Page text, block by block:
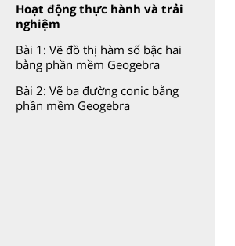
Hoạt động thực hành và trải
nghiệm
Bài 1: Vẽ đồ thị hàm số bậc hai
bằng phần mềm Geogebra
Bài 2: Vẽ ba đường conic bằng
phần mềm Geogebra